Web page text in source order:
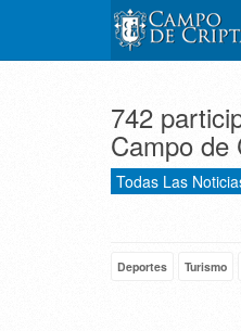
742
Campo de
Todas Las
Deportes Turismo